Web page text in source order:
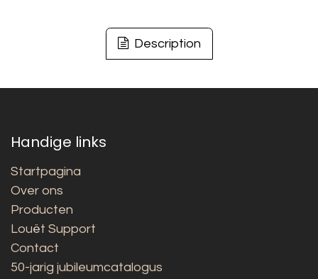
Description
Handige links
Startpagina
Over ons
Producten
Louët Support
Contact
50-jarig jubileumcatalogus